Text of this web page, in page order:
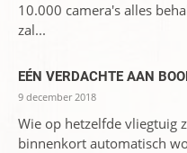
10.000 camera's alles
zal...
EÉN VERDACHTE AAN
9 december 2018
Wie op hetzelfde vliegtuig
binnenkort automatisch